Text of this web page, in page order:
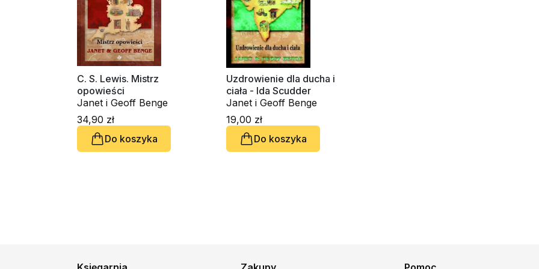
C. S. Lewis. Mistrz
opowieści
Janet i Geoff Benge
34,90 zł
Do koszyka
Uzdrowienie dla ducha i
ciała - Ida Scudder
Janet i Geoff Benge
19,00 zł
Do koszyka